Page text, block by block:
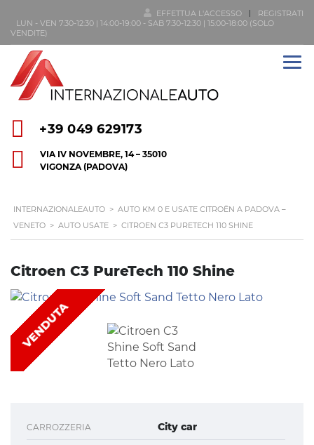
EFFETTUA L'ACCESSO
REGISTRATI
LUN - VEN 7:30-12:30 | 14:00-19:00 - SAB 7:30-12:30 | 15:00-18:00 (SOLO
VENDITE)
+39 049 629173
VIA IV NOVEMBRE, 14 – 35010
VIGONZA (PADOVA)
INTERNAZIONALEAUTO > AUTO KM 0 E USATE CITROËN A PADOVA –
VENETO > AUTO USATE > CITROEN C3 PURETECH 110 SHINE
Citroen C3 PureTech 110 Shine
VENDUTA
CARROZZERIA City car